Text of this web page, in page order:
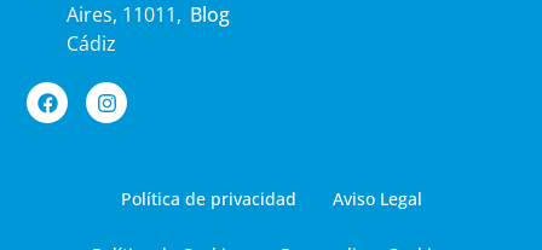
Aires, 11011,
Cádiz
Blog
Política de privacidad Aviso Legal